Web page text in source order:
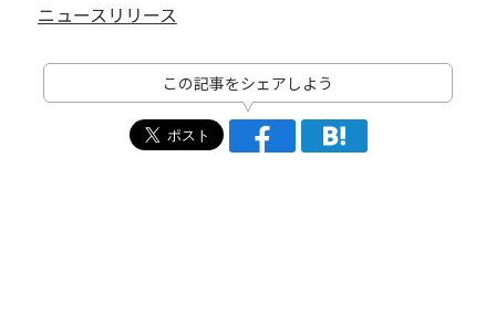
ニュースリリース
この記事をシェアしよう